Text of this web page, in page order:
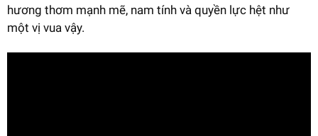
hương thơm mạnh mẽ, nam tính và quyền lực hệt như
một vị vua vậy.